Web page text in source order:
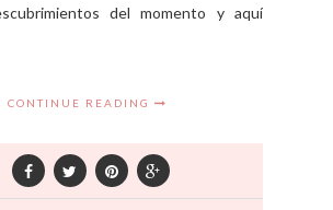
del momento y aquí
CONTINUE READING